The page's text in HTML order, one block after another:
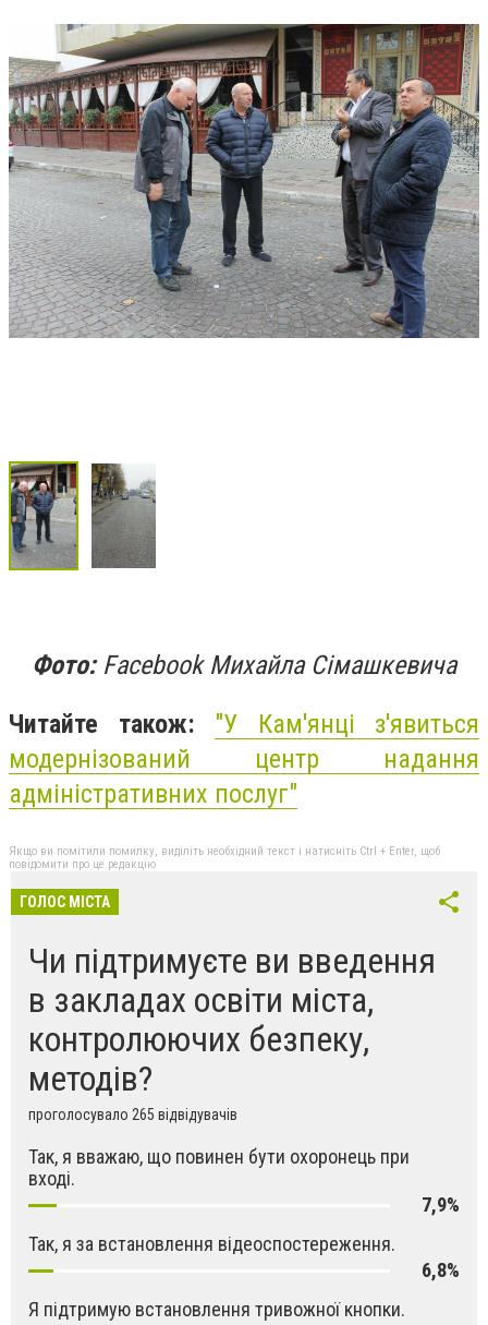
Фото:Facebook Михайла Сімашкевича
Читайте також: "У Кам'янці з'явиться
модернізований центр надання
адміністративних послуг"
Якщо ви помітили помилку, виділіть необхідний текст і натисніть Ctrl + Enter, щоб
повідомити про це редакцію
ГОЛОС МІСТА
Чи підтримуєте ви введення
в закладах освіти міста,
контролюючих безпеку,
методів?
проголосувало 265 відвідувачів
Так, я вважаю, що повинен бути охоронець при
вході.
7,9%
Так, я за встановлення відеоспостереження.
6,8%
Я підтримую встановлення тривожної кнопки.